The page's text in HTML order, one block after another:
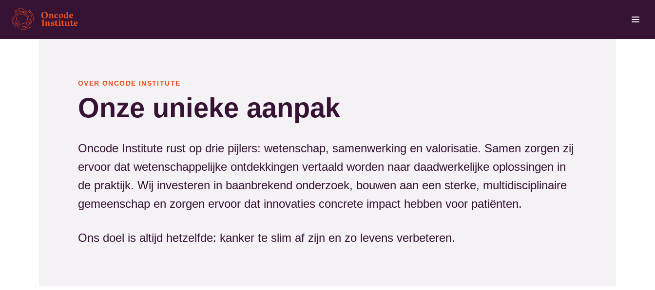
Overslaan
naar
OVER ONCODE INSTITUTE
Onze unieke aanpak
Oncode Institute rust op drie pijlers: wetenschap, samenwerking en valorisatie. Samen zorgen zij
ervoor dat wetenschappelijke ontdekkingen vertaald worden naar daadwerkelijke oplossingen in
de praktijk. Wij investeren in baanbrekend onderzoek, bouwen aan een sterke, multidisciplinaire
gemeenschap en zorgen ervoor dat innovaties concrete impact hebben voor patiënten.
Ons doel is altijd hetzelfde: kanker te slim af zijn en zo levens verbeteren.